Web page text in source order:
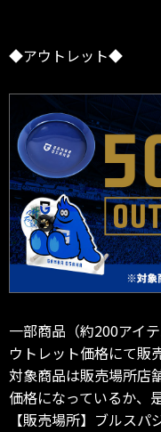
◆アウトレット◆
一部商品（約200アイ
ウトレット価格にて販
対象商品は販売場所店
価格になっているか、
【販売場所】ブルスパ